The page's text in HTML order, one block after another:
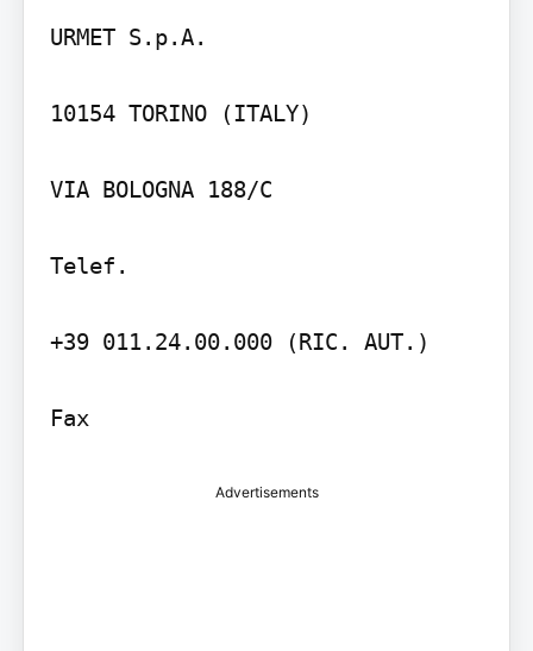
URMET S.p.A.
10154 TORINO (ITALY)
VIA BOLOGNA 188/C
Telef.
+39 011.24.00.000 (RIC. AUT.)
Fax
Advertisements